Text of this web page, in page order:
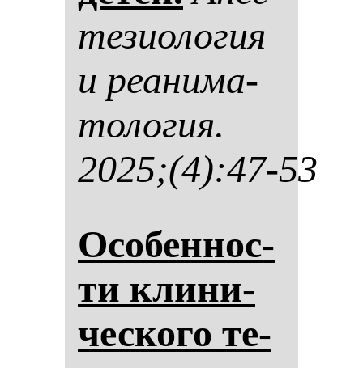
те­зи­оло­гия
и ре­ани­ма­
то­ло­гия.
2025;(4):47-53
Осо­бен­нос­
ти кли­ни­
чес­ко­го те­